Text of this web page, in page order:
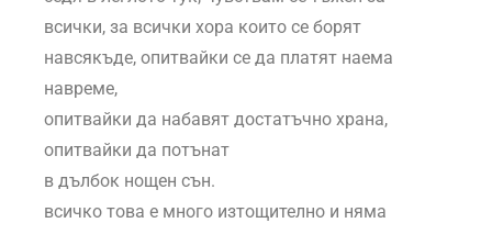
всички, за всички хора които се борят
навсякъде, опитвайки се да платят наема
навреме,
опитвайки да набавят достатъчно храна,
опитвайки да потънат
в дълбок нощен сън.
всичко това е много изтощително и няма